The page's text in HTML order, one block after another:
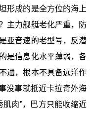
形成的是全方位的海上
主力舰艇老化严重，防
亚音速的老型号，反潜
是信息化水平薄弱，各
通，根本不具备远洋作
没事就抵近卡拉奇外海
肉”，巴方只能收缩近